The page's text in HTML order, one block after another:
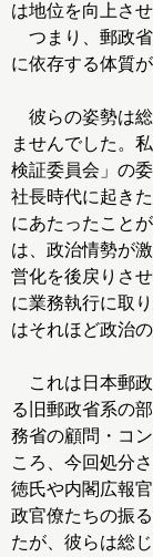
は地位を向上さ
つまり、郵政省
に依存する体質
彼らの姿勢は総
ませんでした。
検証委員会」の
社長時代に起き
にあたったこと
は、政治情勢が
営化を後戻りさ
に業務執行に取
はそれほど政治
これは日本郵政
る旧郵政省系の
務省の顧問・コ
ころ、今回処分
徳氏や内閣広報
政官僚たちの振
たが、彼らは総